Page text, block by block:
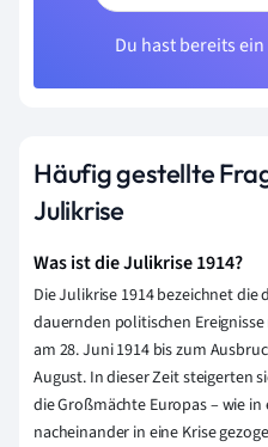
Du hast bereits
Häufig gestellte
Julikrise
Was ist die Julikrise 1914?
Die Julikrise 1914 bezeichnet
dauernden politischen
am 28. Juni 1914 bis zum
August. In dieser Zeit steigerten
die Großmächte Europas – wie
nacheinander in eine Krise